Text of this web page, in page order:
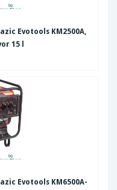
Evotools KM2500A,
15 l
Evotools KM6500A-